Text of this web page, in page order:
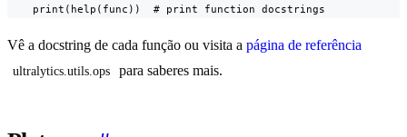
    print(help(func))  # print function docstrings
Vê a docstring de cada função ou visita a página de referência
ultralytics.utils.ops para saberes mais.